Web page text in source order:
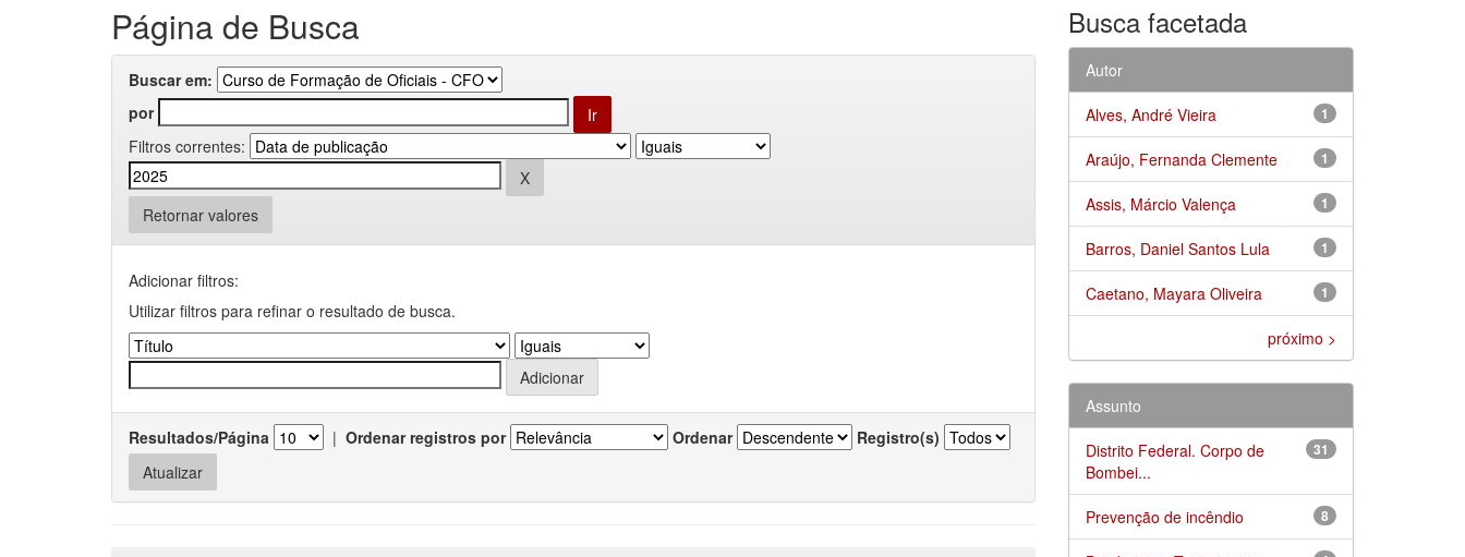
Página de Busca
Buscar em:
por
Filtros correntes:
Retornar valores
Adicionar filtros:
Utilizar filtros para refinar o resultado de busca.
Resultados/Página | Ordenar registros por Ordenar Registro(s)
Busca facetada
Autor
1
Alves, André Vieira
1
Araújo, Fernanda Clemente
1
Assis, Márcio Valença
1
Barros, Daniel Santos Lula
1
Caetano, Mayara Oliveira
próximo >
Assunto
31
Distrito Federal. Corpo de
Bombei...
8
Prevenção de incêndio